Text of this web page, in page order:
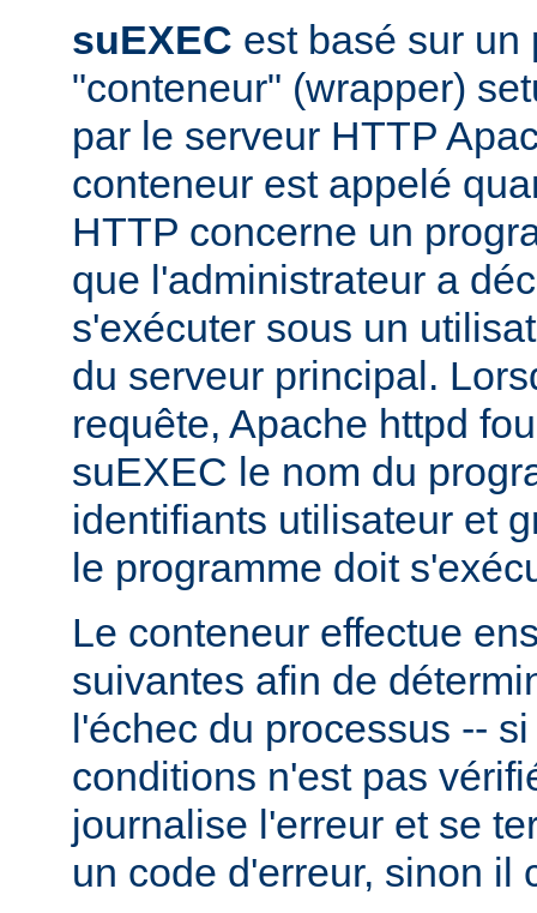
suEXEC est basé sur un
"conteneur" (wrapper)
par le serveur HTTP
conteneur est appelé
HTTP concerne un
que l'administrateur a
s'exécuter sous un
du serveur principal.
requête, Apache httpd
suEXEC le nom du
identifiants utilisateur et
le programme doit
Le conteneur effectue
suivantes afin de
l'échec du processus --
conditions n'est pas
journalise l'erreur et se
un code d'erreur, sinon il